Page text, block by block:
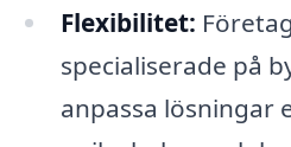
Flexibilitet:
specialiserade på
anpassa lösningar